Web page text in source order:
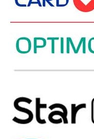
Pat
Paturi Matrimoniale
asteptarile. Paturile de
paturi de lux si sunt